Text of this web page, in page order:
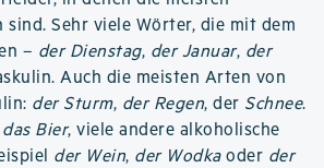
sind. Sehr viele Wörter, die mit dem
– der Dienstag, der Januar, der
Auch die meisten Arten von
der Sturm, der Regen, der Schnee.
das Bier, viele andere alkoholische
der Wein, der Wodkaoder der